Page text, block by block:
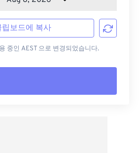
립보드에 복사
중인 AEST 으로 변경되었습니다.